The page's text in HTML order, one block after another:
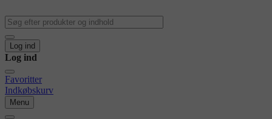
Log ind
Log ind
Favoritter
Indkøbskurv
Menu